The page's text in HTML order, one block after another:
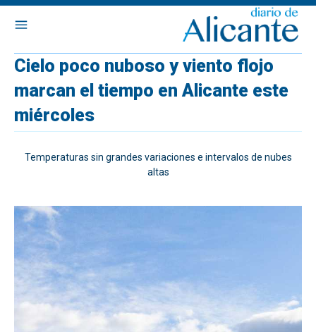
Cielo poco nuboso y viento flojo
marcan el tiempo en Alicante este
miércoles
Temperaturas sin grandes variaciones e intervalos de nubes
altas